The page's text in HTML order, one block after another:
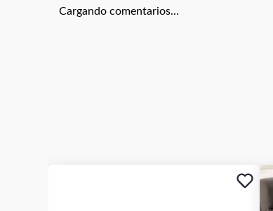
Cargando comentarios…